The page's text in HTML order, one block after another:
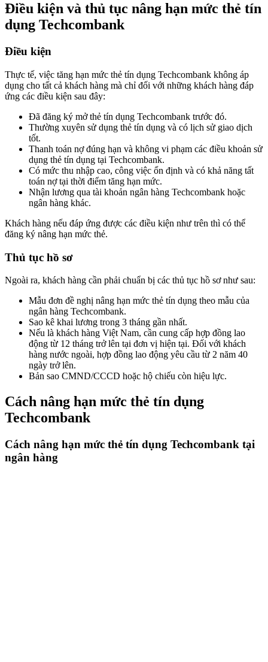
Điều kiện và thủ tục nâng hạn mức thẻ tín
dụng Techcombank
Điều kiện
Thực tế, việc tăng hạn mức thẻ tín dụng Techcombank không áp
dụng cho tất cả khách hàng mà chỉ đối với những khách hàng đáp
ứng các điều kiện sau đây:
Đã đăng ký mở thẻ tín dụng Techcombank trước đó.
Thường xuyên sử dụng thẻ tín dụng và có lịch sử giao dịch
tốt.
Thanh toán nợ đúng hạn và không vi phạm các điều khoản sử
dụng thẻ tín dụng tại Techcombank.
Có mức thu nhập cao, công việc ổn định và có khả năng tất
toán nợ tại thời điểm tăng hạn mức.
Nhận lương qua tài khoản ngân hàng Techcombank hoặc
ngân hàng khác.
Khách hàng nếu đáp ứng được các điều kiện như trên thì có thể
đăng ký nâng hạn mức thẻ.
Thủ tục hồ sơ
Ngoài ra, khách hàng cần phải chuẩn bị các thủ tục hồ sơ như sau:
Mẫu đơn đề nghị nâng hạn mức thẻ tín dụng theo mẫu của
ngân hàng Techcombank.
Sao kê khai lương trong 3 tháng gần nhất.
Nếu là khách hàng Việt Nam, cần cung cấp hợp đồng lao
động từ 12 tháng trở lên tại đơn vị hiện tại. Đối với khách
hàng nước ngoài, hợp đồng lao động yêu cầu từ 2 năm 40
ngày trở lên.
Bản sao CMND/CCCD hoặc hộ chiếu còn hiệu lực.
Cách nâng hạn mức thẻ tín dụng
Techcombank
Cách nâng hạn mức thẻ tín dụng Techcombank tại
ngân hàng